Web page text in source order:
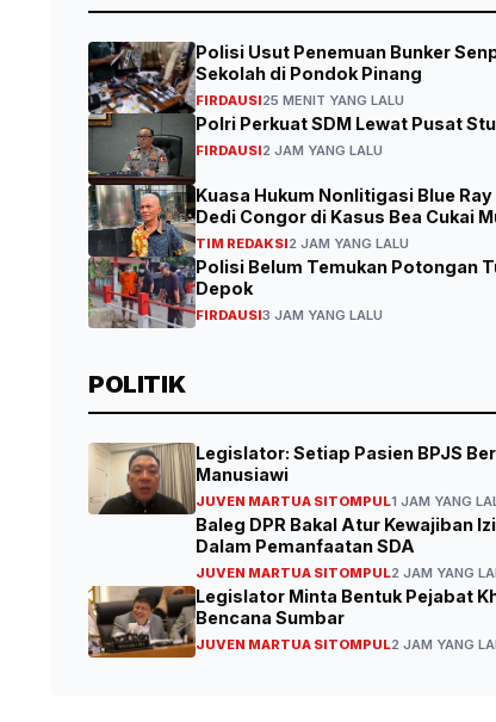
Polisi Usut Penemuan Bunker
Sekolah di Pondok Pinang
FIRDAUSI25 MENIT YANG LALU
Polri Perkuat SDM Lewat Pusat
FIRDAUSI2 JAM YANG LALU
Kuasa Hukum Nonlitigasi Blue
Dedi Congor di Kasus Bea Cukai
TIM REDAKSI2 JAM YANG LALU
Polisi Belum Temukan Potongan
Depok
FIRDAUSI3 JAM YANG LALU
POLITIK
Legislator: Setiap Pasien BPJS
Manusiawi
JUVEN MARTUA SITOMPUL1 JAM YANG
Baleg DPR Bakal Atur Kewajiban
Dalam Pemanfaatan SDA
JUVEN MARTUA SITOMPUL2 JAM YANG
Legislator Minta Bentuk Pejabat
Bencana Sumbar
JUVEN MARTUA SITOMPUL2 JAM YANG